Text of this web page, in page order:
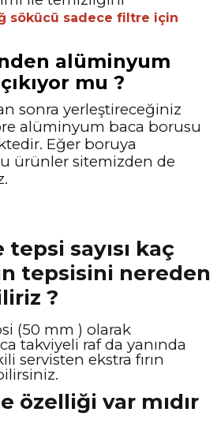
sökücü sadece filtre için
alüminyum
mu ?
sonra yerleştireceğiniz
alüminyum baca borusu
Eğer boruya
ürünler sitemizden de
sayısı kaç
tepsisini nereden
?
(50 mm ) olarak
takviyeli raf da yanında
servisten ekstra fırın
özelliği var mıdır